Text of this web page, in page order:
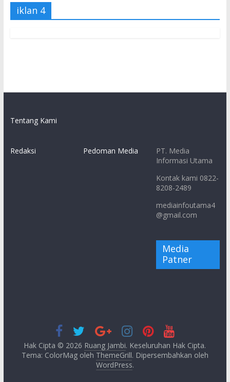
iklan 4
Tentang Kami
Redaksi Pedoman Media
PT. Media
Informasi Utama
Kontak kami 0822-
8208-2489
mediainfoutama4
@gmail.com
Media
Patner
Hak Cipta © 2026 Ruang Jambi. Keseluruhan Hak Cipta.
Tema: ColorMag oleh ThemeGrill. Dipersembahkan oleh
WordPress.